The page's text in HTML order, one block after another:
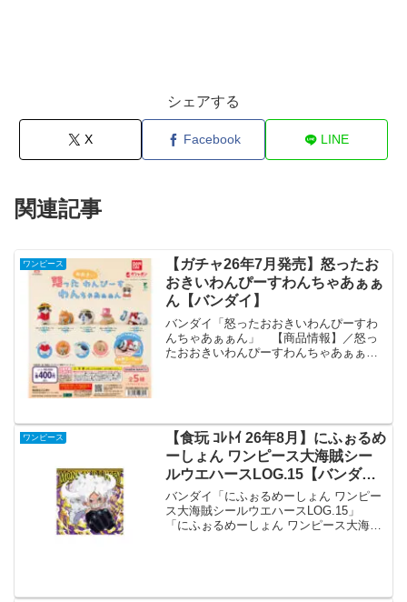
シェアする
X Facebook LINE
関連記事
ワンピース
【ガチャ26年7月発売】怒ったお
おきいわんぴーすわんちゃあぁぁ
ん【バンダイ】
バンダイ「怒ったおおきいわんぴーすわ
んちゃあぁぁん」 【商品情報】／怒っ
たおおきいわんぴーすわんちゃあぁぁん
ワンピース
【食玩 ｺﾚﾄｲ 26年8月】にふぉるめ
ーしょん ワンピース大海賊シー
ルウエハースLOG.15【バンダ
イ】
バンダイ「にふぉるめーしょん ワンピー
ス大海賊シールウエハースLOG.15」
「にふぉるめーしょん ワンピース大海賊